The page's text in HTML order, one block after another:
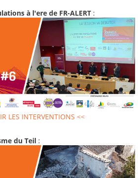
à l'ere de FR-ALERT :
LES INTERVENTIONS <<
du Teil :